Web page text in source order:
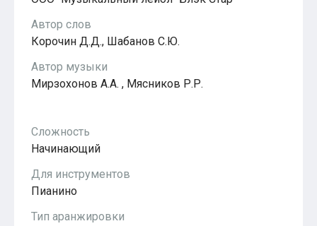
для различных игр
Minecraft
Five Nights at Freddy’s
Популярное
Бесплатные
Автор слов
Корочин Д.Д., Шабанов С.Ю.
Автор музыки
Мирзохонов А.А. , Мясников Р.Р.
Сложность
Начинающий
Для инструментов
Пианино
Тип аранжировки